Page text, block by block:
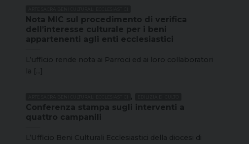
Nota MIC sul procedimento di verifica
dell’interesse culturale per i beni
appartenenti agli enti ecclesiastici
L’ufficio rende nota ai Parroci ed ai loro collaboratori
la [...]
,
Conferenza stampa sugli interventi a
quattro campanili
L’Ufficio Beni Culturali Ecclesiastici della diocesi di